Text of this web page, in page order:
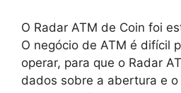
O Radar ATM de Coin foi
O negócio de ATM é difícil
operar, para que o Radar
dados sobre a abertura e